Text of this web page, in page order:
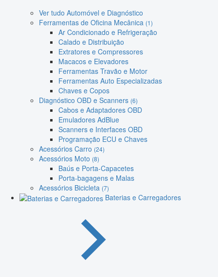
Ver tudo Automóvel e Diagnóstico
Ferramentas de Oficina Mecânica (1)
Ar Condicionado e Refrigeração
Calado e Distribuição
Extratores e Compressores
Macacos e Elevadores
Ferramentas Travão e Motor
Ferramentas Auto Especializadas
Chaves e Copos
Diagnóstico OBD e Scanners (6)
Cabos e Adaptadores OBD
Emuladores AdBlue
Scanners e Interfaces OBD
Programação ECU e Chaves
Acessórios Carro (24)
Acessórios Moto (8)
Baús e Porta-Capacetes
Porta-bagagens e Malas
Acessórios Bicicleta (7)
Baterias e Carregadores